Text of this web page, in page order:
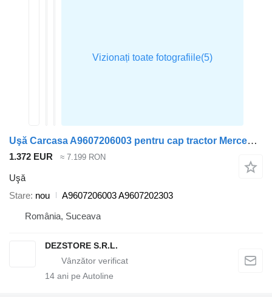
Uşă Carcasa A9607206003 pentru cap tractor Mercedes-Benz ACTROS MP4
1.372 EUR ≈ 7.199 RON
Uşă
Stare nou
A9607206003 A9607202303
România, Suceava
DEZSTORE S.R.L.
14 ani pe Autoline